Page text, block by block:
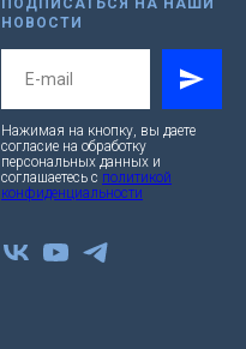
ПОДПИСАТЬСЯ НА НАШИ
НОВОСТИ
Нажимая на кнопку, вы даете
согласие на обработку
персональных данных и
соглашаетесь c политикой
конфиденциальности